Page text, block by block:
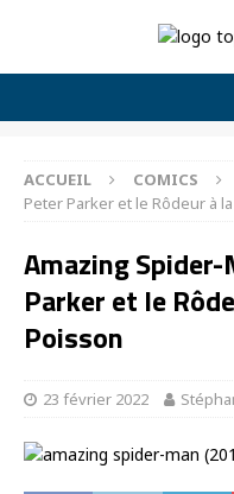
ACCUEIL COMICS
Peter Parker et le Rôdeur à
Amazing
Parker et le
Poisson
23 février 2022